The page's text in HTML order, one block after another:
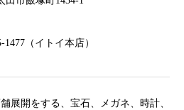
（イトイ本店）
展開をする、宝石、メガネ、時計、